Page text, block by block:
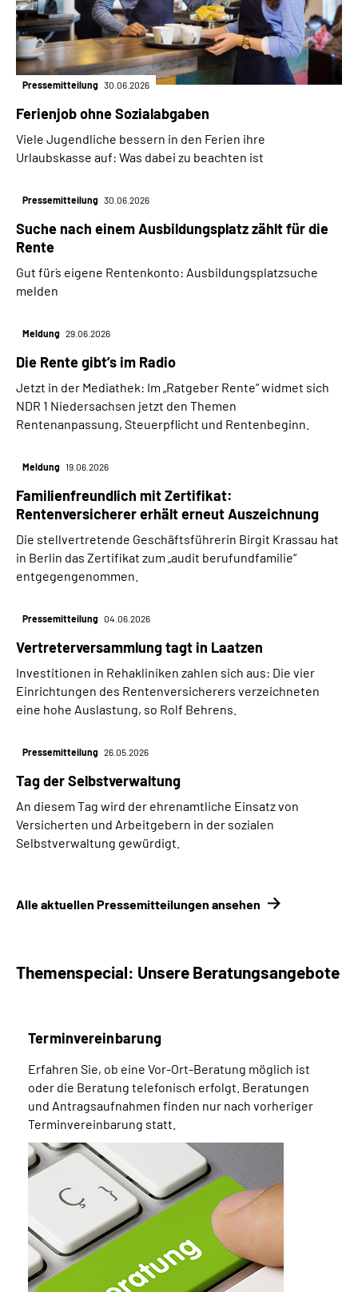
Pressemitteilung 30.06.2026
Ferienjob ohne Sozialabgaben
Viele Jugendliche bessern in den Ferien ihre
Urlaubskasse auf: Was dabei zu beachten ist
Pressemitteilung 30.06.2026
Suche nach einem Ausbildungsplatz zählt für die
Rente
Gut für´s eigene Rentenkonto: Ausbildungsplatzsuche
melden
Meldung 29.06.2026
Die Rente gibt’s im Radio
Jetzt in der Mediathek: Im „Ratgeber Rente“ widmet sich
NDR 1 Niedersachsen jetzt den Themen
Rentenanpassung, Steuerpflicht und Rentenbeginn.
Meldung 19.06.2026
Familienfreundlich mit Zertifikat:
Rentenversicherer erhält erneut Auszeichnung
Die stellvertretende Geschäftsführerin Birgit Krassau hat
in Berlin das Zertifikat zum „audit berufundfamilie“
entgegengenommen.
Pressemitteilung 04.06.2026
Vertreterversammlung tagt in Laatzen
Investitionen in Rehakliniken zahlen sich aus: Die vier
Einrichtungen des Rentenversicherers verzeichneten
eine hohe Auslastung, so Rolf Behrens.
Pressemitteilung 26.05.2026
Tag der Selbstverwaltung
An diesem Tag wird der ehrenamtliche Einsatz von
Versicherten und Arbeitgebern in der sozialen
Selbstverwaltung gewürdigt.
Alle aktuellen Pressemitteilungen ansehen
Themenspecial: Unsere Beratungsangebote
Terminvereinbarung
Erfahren Sie, ob eine Vor-Ort-Beratung möglich ist
oder die Beratung telefonisch erfolgt. Beratungen
und Antragsaufnahmen finden nur nach vorheriger
Terminvereinbarung statt.